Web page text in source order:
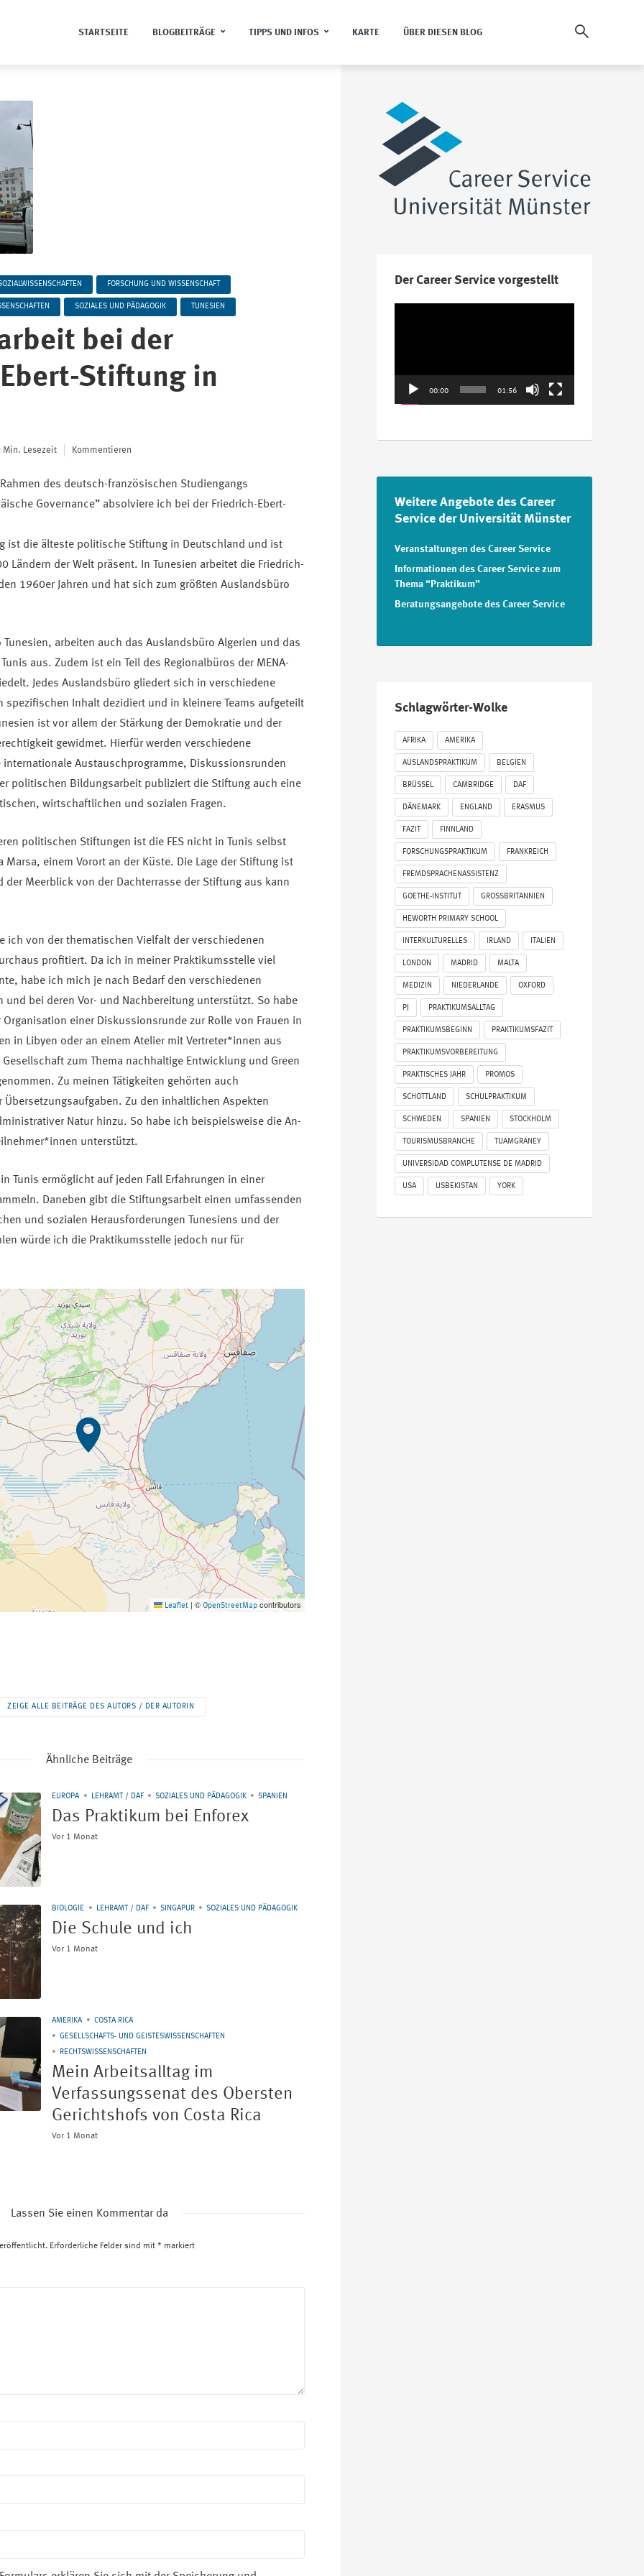
STARTSEITE BLOGBEITRÄGE TIPPS UND INFOS KARTE ÜBER DIESEN BLOG
FORSCHUNG UND WISSENSCHAFT
SOZIALES UND PÄDAGOGIK TUNESIEN
bei der
Stiftung in
Min. Lesezeit Kommentieren
des deutsch-französischen Studiengangs
Governance” absolviere ich bei der Friedrich-Ebert-
ist die älteste politische Stiftung in Deutschland und ist
Ländern der Welt präsent. In Tunesien arbeitet die Friedrich-
1960er Jahren und hat sich zum größten Auslandsbüro
arbeiten auch das Auslandsbüro Algerien und das
aus. Zudem ist ein Teil des Regionalbüros der MENA-
Jedes Auslandsbüro gliedert sich in verschiedene
spezifischen Inhalt dezidiert und in kleinere Teams aufgeteilt
ist vor allem der Stärkung der Demokratie und der
gewidmet. Hierfür werden verschiedene
Austauschprogramme, Diskussionsrunden
politischen Bildungsarbeit publiziert die Stiftung auch eine
wirtschaftlichen und sozialen Fragen.
politischen Stiftungen ist die FES nicht in Tunis selbst
Marsa, einem Vorort an der Küste. Die Lage der Stiftung ist
der Meerblick von der Dachterrasse der Stiftung aus kann
ich von der thematischen Vielfalt der verschiedenen
profitiert. Da ich in meiner Praktikumsstelle viel
habe ich mich je nach Bedarf den verschiedenen
und bei deren Vor- und Nachbereitung unterstützt. So habe
einer Diskussionsrunde zur Rolle von Frauen in
in Libyen oder an einem Atelier mit Vertreter*innen aus
zum Thema nachhaltige Entwicklung und Green
Zu meinen Tätigkeiten gehörten auch
Übersetzungsaufgaben. Zu den inhaltlichen Aspekten
Natur hinzu. So habe ich beispielsweise die An-
unterstützt.
Tunis ermöglicht auf jeden Fall Erfahrungen in einer
Daneben gibt die Stiftungsarbeit einen umfassenden
und sozialen Herausforderungen Tunesiens und der
würde ich die Praktikumsstelle jedoch nur für
Leaflet ©OpenStreetMap contributors
ZEIGE ALLE BEITRÄGE DES AUTORS / DER AUTORIN
Ähnliche Beiträge
EUROPA LEHRAMT / DAF SOZIALES UND PÄDAGOGIK SPANIEN
Das Praktikum bei Enforex
Vor 1 Monat
BIOLOGIE LEHRAMT / DAF SINGAPUR SOZIALES UND PÄDAGOGIK
Die Schule und ich
Vor 1 Monat
AMERIKA
COSTA RICA
GESELLSCHAFTS- UND GEISTESWISSENSCHAFTEN
RECHTSWISSENSCHAFTEN
Mein Arbeitsalltag im
Verfassungssenat des Obersten
Gerichtshofs von Costa Rica
Vor 1 Monat
Lassen Sie einen Kommentar da
Erforderliche Felder sind mit * markiert
Der Career Service vorgestellt
00:00 01:56
Weitere Angebote des Career
Service der Universität Münster
Veranstaltungen des Career Service
Informationen des Career Service zum
Thema “Praktikum”
Beratungsangebote des Career Service
Schlagwörter-Wolke
AFRIKA AMERIKA
AUSLANDSPRAKTIKUM BELGIEN
BRÜSSEL CAMBRIDGE DAF
DÄNEMARK ENGLAND ERASMUS
FAZIT FINNLAND
FORSCHUNGSPRAKTIKUM FRANKREICH
FREMDSPRACHENASSISTENZ
GOETHE-INSTITUT GROSSBRITANNIEN
HEWORTH PRIMARY SCHOOL
INTERKULTURELLES IRLAND ITALIEN
LONDON MADRID MALTA
MEDIZIN NIEDERLANDE OXFORD
PJ PRAKTIKUMSALLTAG
PRAKTIKUMSBEGINN PRAKTIKUMSFAZIT
PRAKTIKUMSVORBEREITUNG
PRAKTISCHES JAHR PROMOS
SCHOTTLAND SCHULPRAKTIKUM
SCHWEDEN SPANIEN STOCKHOLM
TOURISMUSBRANCHE TUAMGRANEY
UNIVERSIDAD COMPLUTENSE DE MADRID
USA USBEKISTAN YORK